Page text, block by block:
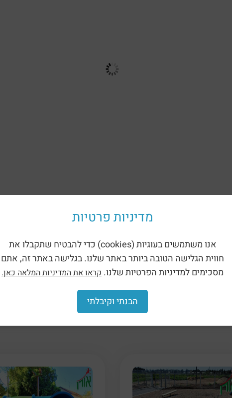
Вернуться в каталог
для собак — кольца для прыжков
собаководстве — кольца для прыжков — 2513А:
— отдельные кольца для прыжков, поэтому каждый круг
מדיניות פרטיות
אנו משתמשים בעוגיות (cookies) כדי להבטיח שתקבלו את
חווית הגלישה הטובה ביותר באתר שלנו. בגלישה באתר זה, אתם
מסכימים למדיניות הפרטיות שלנו. קראו את המדיניות המלאה כאן.
הבנתי וקיבלתי